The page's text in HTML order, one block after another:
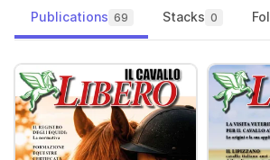
Publications 69 Stacks 0